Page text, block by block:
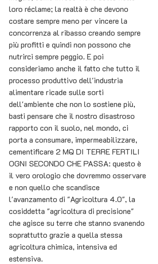
loro réclame; la realtà è che devono
costare sempre meno per vincere la
concorrenza al ribasso creando sempre
più profitti e quindi non possono che
nutrirci sempre peggio. E poi
consideriamo anche il fatto che tutto il
processo produttivo dell'industria
alimentare ricade sulle sorti
dell'ambiente che non lo sostiene più,
basti pensare che il nostro disastroso
rapporto con il suolo, nel mondo, ci
porta a consumare, impermeabilizzare,
cementificare 2 MQ DI TERRE FERTILI
OGNI SECONDO CHE PASSA: questo è
il vero orologio che dovremmo osservare
e non quello che scandisce
l'avanzamento di "Agricoltura 4.0", la
cosiddetta "agricoltura di precisione"
che agisce su terre che stanno svanendo
soprattutto grazie a quella stessa
agricoltura chimica, intensiva ed
estensiva.